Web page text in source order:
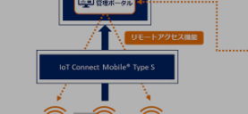
モバイル・音声
バックオフィス
リモート・ハイブリッドワーク